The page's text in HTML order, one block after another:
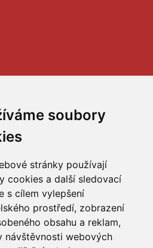
soubory
stránky používají
cookies a další sledovací
s cílem vylepšení
prostředí, zobrazení
obsahu a reklam,
návštěvnosti webových